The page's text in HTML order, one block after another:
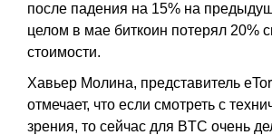
после падения на 15% на
целом в мае биткоин потерял 20%
стоимости.
Хавьер Молина, представитель
отмечает, что если смотреть с
зрения, то сейчас для BTC очень